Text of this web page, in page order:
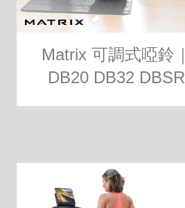
Matrix 可調式啞鈴｜
DB20 DB32 DBSR